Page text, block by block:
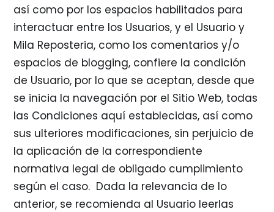
así como por los espacios habilitados para
interactuar entre los Usuarios, y el Usuario y
Mila Reposteria, como los comentarios y/o
espacios de blogging, confiere la condición
de Usuario, por lo que se aceptan, desde que
se inicia la navegación por el Sitio Web, todas
las Condiciones aquí establecidas, así como
sus ulteriores modificaciones, sin perjuicio de
la aplicación de la correspondiente
normativa legal de obligado cumplimiento
según el caso. Dada la relevancia de lo
anterior, se recomienda al Usuario leerlas